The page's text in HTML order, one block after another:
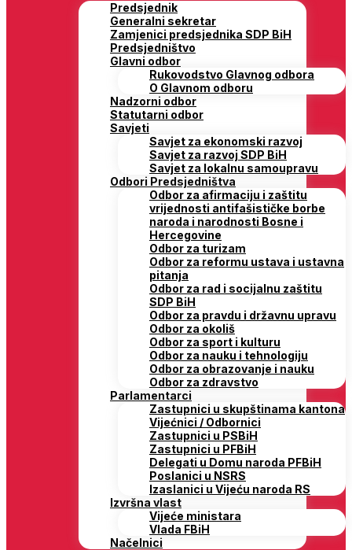
Predsjednik
Generalni sekretar
Zamjenici predsjednika SDP BiH
Predsjedništvo
Glavni odbor
Rukovodstvo Glavnog odbora
O Glavnom odboru
Nadzorni odbor
Statutarni odbor
Savjeti
Savjet za ekonomski razvoj
Savjet za razvoj SDP BiH
Savjet za lokalnu samoupravu
Odbori Predsjedništva
Odbor za afirmaciju i zaštitu
vrijednosti antifašističke borbe
naroda i narodnosti Bosne i
Hercegovine
Odbor za turizam
Odbor za reformu ustava i ustavna
pitanja
Odbor za rad i socijalnu zaštitu
SDP BiH
Odbor za pravdu i državnu upravu
Odbor za okoliš
Odbor za sport i kulturu
Odbor za nauku i tehnologiju
Odbor za obrazovanje i nauku
Odbor za zdravstvo
Parlamentarci
Zastupnici u skupštinama kantona
Vijećnici / Odbornici
Zastupnici u PSBiH
Zastupnici u PFBiH
Delegati u Domu naroda PFBiH
Poslanici u NSRS
Izaslanici u Vijeću naroda RS
Izvršna vlast
Vijeće ministara
Vlada FBiH
Načelnici